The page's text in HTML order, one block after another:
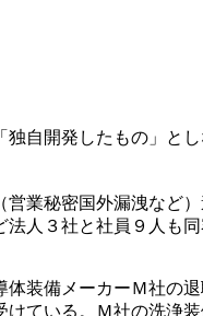
自開発したもの」と
業秘密国外漏洩など
人３社と社員９人も同
装備メーカーＭ社の
ている。Ｍ社の洗浄